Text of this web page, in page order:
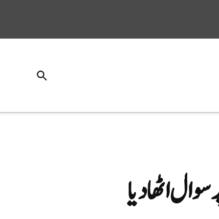
Open
اٹھا دیا